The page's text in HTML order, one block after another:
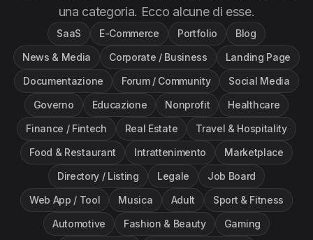
una categoria. Ecco alcune di esse.
SaaS E-Commerce Portfolio
Blog
News & Media
Corporate / Business
Landing Page
Documentazione
Forum / Community
Social Media
Governo
Educazione Nonprofit
Healthcare
Finance / Fintech
Real Estate
Travel & Hospitality
Food & Restaurant
Intrattenimento
Marketplace
Directory / Listing
Legale
Job Board
Web App / Tool
Musica Adult
Sport & Fitness
Automotive
Fashion & Beauty
Gaming